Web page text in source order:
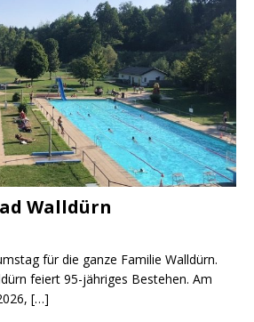
Walldürn
für die ganze Familie Walldürn.
feiert 95-jähriges Bestehen. Am
[…]